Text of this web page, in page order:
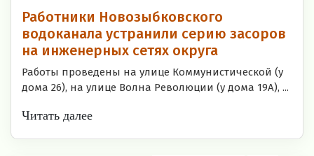
Работники Новозыбковского
водоканала устранили серию засоров
на инженерных сетях округа
Работы проведены на улице Коммунистической (у
дома 26), на улице Волна Революции (у дома 19А), ...
Читать далее